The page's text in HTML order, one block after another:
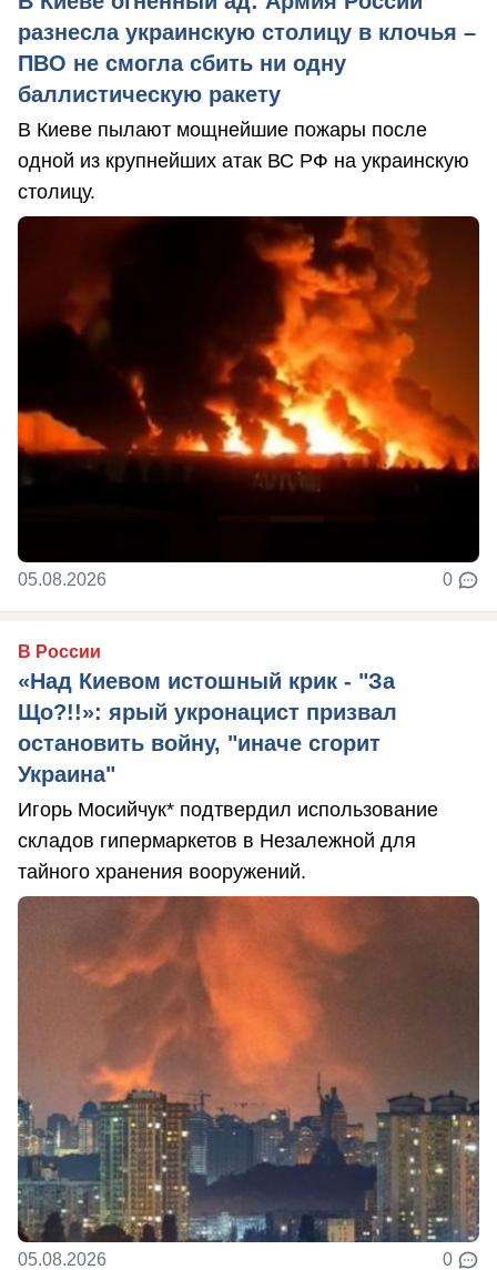
разнесла украинскую столицу в клочья –
ПВО не смогла сбить ни одну
баллистическую ракету
В Киеве пылают мощнейшие пожары после
одной из крупнейших атак ВС РФ на украинскую
столицу.
05.08.2026 0
В России
«Над Киевом истошный крик - "За
Що?!!»: ярый укронацист призвал
остановить войну, "иначе сгорит
Украина"
Игорь Мосийчук* подтвердил использование
складов гипермаркетов в Незалежной для
тайного хранения вооружений.
05.08.2026 0